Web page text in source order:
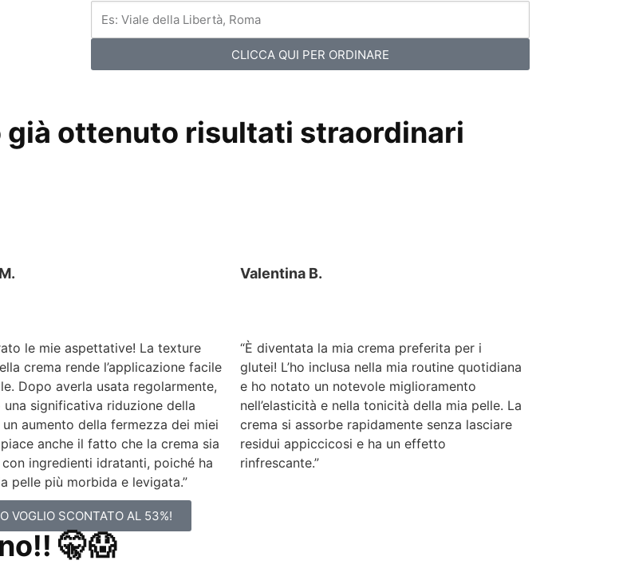
CLICCA QUI PER ORDINARE
già ottenuto risultati straordinari
le mie aspettative! La texture
crema rende l’applicazione facile
Dopo averla usata regolarmente,
significativa riduzione della
aumento della fermezza dei miei
anche il fatto che la crema sia
ingredienti idratanti, poiché ha
pelle più morbida e levigata.”
Valentina B.
“È diventata la mia crema preferita per i
glutei! L’ho inclusa nella mia routine quotidiana
e ho notato un notevole miglioramento
nell’elasticità e nella tonicità della mia pelle. La
crema si assorbe rapidamente senza lasciare
residui appiccicosi e ha un effetto
rinfrescante.”
VOGLIO SCONTATO AL 53%!
🤫😱